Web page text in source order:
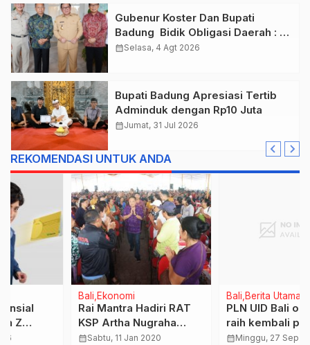
Gubenur Koster Dan Bupati
Badung Bidik Obligasi Daerah :
Gaspol Bangun Infrastruktur
calendar_monthSelasa, 4 Agt 2026
Bupati Badung Apresiasi Tertib
Adminduk dengan Rp10 Juta
calendar_monthJumat, 31 Jul 2026
REKOMENDASI UNTUK ANDA
Berita Utama
PLN UID Bali optimis
raih kembali predikat
Gold dalam BUMN CSR
Minggu, 27 Sep 2020
Update, 2 Orang
Dinyatakan Positif
Covid-19 di Kota
Sabtu, 23 Mei 2020